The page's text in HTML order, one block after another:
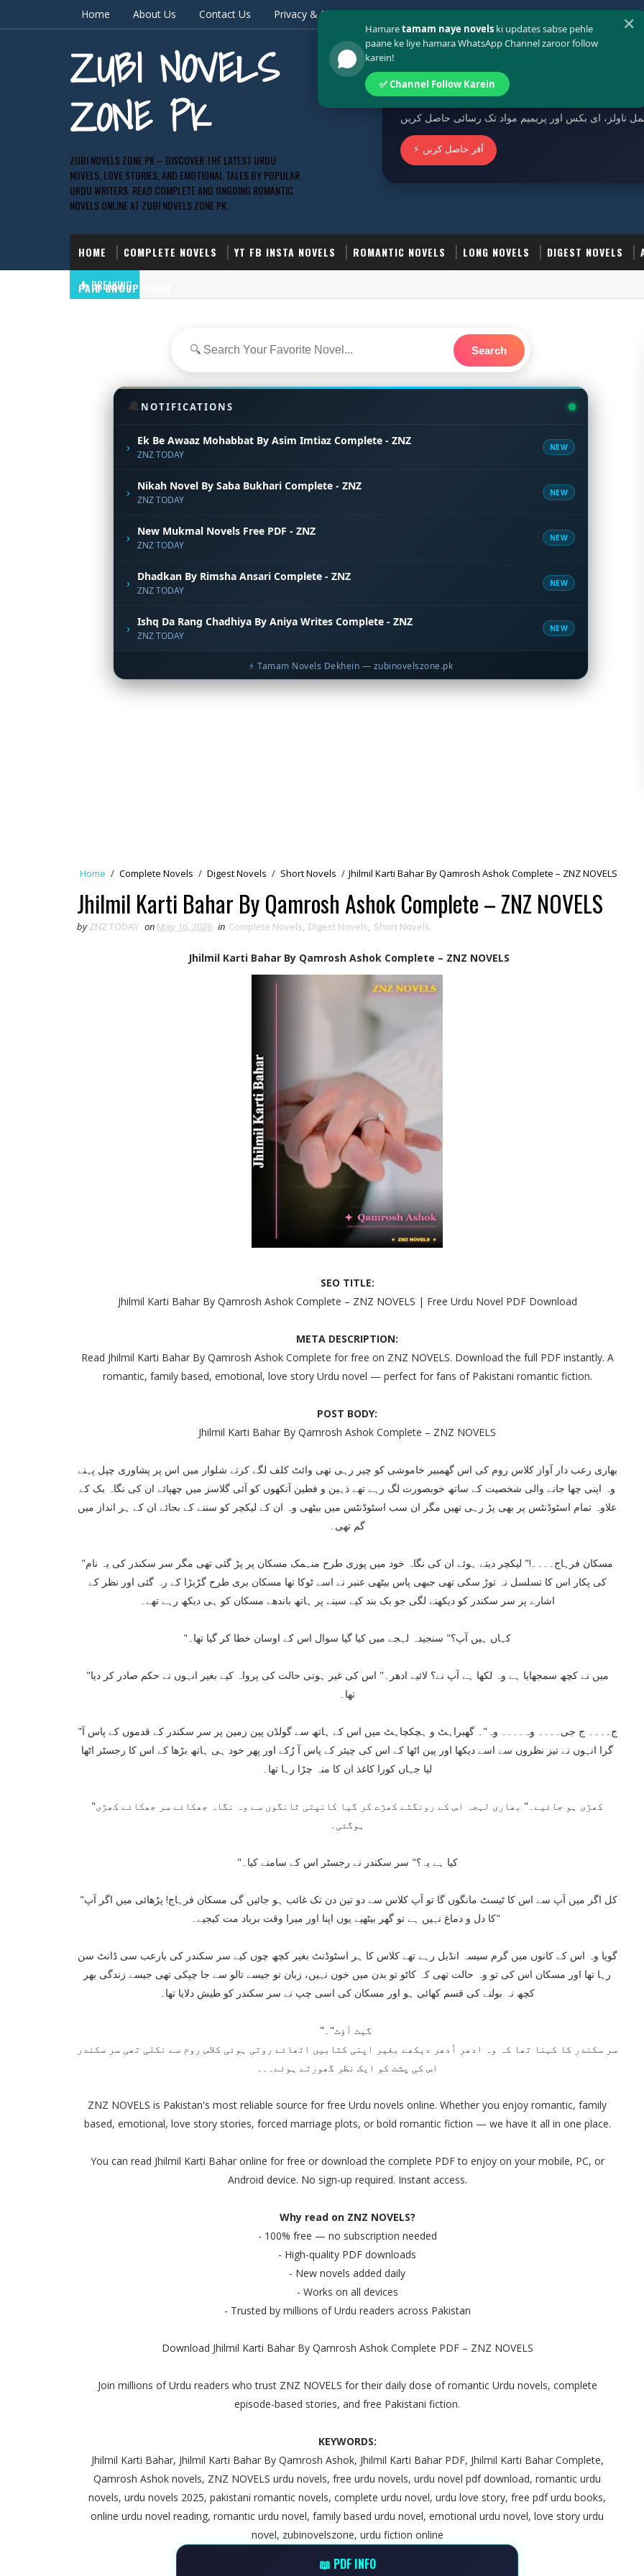
Home About Us Contact Us Privacy & Policy Terms And Conditions
ZUBI NOVELS
ZONE PK
ZUBI NOVELS ZONE PK – DISCOVER THE LATEST URDU
NOVELS, LOVE STORIES, AND EMOTIONAL TALES BY POPULAR
URDU WRITERS. READ COMPLETE AND ONGOING ROMANTIC
NOVELS ONLINE AT ZUBI NOVELS ZONE PK.
پیڈ گروپ جوائن کریں
ناولز، ای بکس اور پریمیم مواد تک رسائی حاصل کریں
⚡ آفر حاصل کریں
HOME COMPLETE NOVELS YT FB INSTA NOVELS ROMANTIC NOVELS LONG NOVELS DIGEST NOVELS
PAID GROUP FORM
BREAKING
Search
🔔NOTIFICATIONS
› Ek Be Awaaz Mohabbat By Asim Imtiaz Complete - ZNZ
ZNZ TODAY
NEW
› Nikah Novel By Saba Bukhari Complete - ZNZ
ZNZ TODAY
NEW
› New Mukmal Novels Free PDF - ZNZ
ZNZ TODAY
NEW
› Dhadkan By Rimsha Ansari Complete - ZNZ
ZNZ TODAY
NEW
› Ishq Da Rang Chadhiya By Aniya Writes Complete - ZNZ
ZNZ TODAY
NEW
⚡ Tamam Novels Dekhein — zubinovelszone.pk
Home / Complete Novels / Digest Novels / Short Novels / Jhilmil Karti Bahar By Qamrosh Ashok Complete – ZNZ NOVELS
Jhilmil Karti Bahar By Qamrosh Ashok Complete – ZNZ NOVELS
by ZNZ TODAY on May 16, 2026 in Complete Novels, Digest Novels, Short Novels
Jhilmil Karti Bahar By Qamrosh Ashok Complete – ZNZ NOVELS
SEO TITLE:
Jhilmil Karti Bahar By Qamrosh Ashok Complete – ZNZ NOVELS | Free Urdu Novel PDF Download
META DESCRIPTION:
Read Jhilmil Karti Bahar By Qamrosh Ashok Complete for free on ZNZ NOVELS. Download the full PDF instantly. A
romantic, family based, emotional, love story Urdu novel — perfect for fans of Pakistani romantic fiction.
POST BODY:
Jhilmil Karti Bahar By Qamrosh Ashok Complete – ZNZ NOVELS
بھاری رعب دار آواز کلاس روم کی اس گھمبیر خاموشی کو چیر رہی تھی وائٹ کلف لگے کرتے شلوار میں اس پر پشاوری چپل پہنے
وہ اپنی چھا جانے والی شخصیت کے ساتھ خوبصورت لگ رہے تھے ذہین و فطین آنکھوں کو آئی گلاسز میں چھپائے ان کی نگاہ بک کے
علاوہ تمام اسٹوڈنٹس پر بھی پڑ رہی تھیں مگر ان سب اسٹوڈنٹس میں بیٹھی وہ ان کے لیکچر کو سننے کے بجائے ان کے ہر انداز میں
گم تھی۔
"مسکان فرہاج۔۔۔۔!" لیکچر دیتے ہوئے ان کی نگاہ خود میں پوری طرح منہمک مسکان پر پڑ گئی تھی مگر سر سکندر کی یہ نام
کی پکار اس کا تسلسل نہ توڑ سکی تھی جبھی پاس بیٹھی عنبر نے اسے ٹوکا تھا مسکان بری طرح گڑبڑا کے رہ گئی اور نظر کے
اشارے پر سر سکندر کو دیکھنے لگی جو بک بند کیے سینے پر ہاتھ باندھے مسکان کو ہی دیکھ رہے تھے۔
"کہاں ہیں آپ؟" سنجیدہ لہجے میں کیا گیا سوال اس کے اوسان خطا کر گیا تھا۔
"میں نے کچھ سمجھایا ہے وہ لکھا ہے آپ نے؟ لائیے ادھر۔" اس کی غیر ہوتی حالت کی پرواہ کیے بغیر انہوں نے حکم صادر کر دیا
تھا۔
"ج۔۔۔۔ ج جی۔۔۔۔ وہ۔۔۔۔ وہ"۔ گھبراہٹ و ہچکچاہٹ میں اس کے ہاتھ سے گولڈن پین زمین پر سر سکندر کے قدموں کے پاس آ
گرا انہوں نے تیز نظروں سے اسے دیکھا اور پین اٹھا کے اس کی چیئر کے پاس آ رُکے اور پھر خود ہی ہاتھ بڑھا کے اس کا رجسٹر اٹھا
لیا جہاں کورا کاغذ ان کا منہ چڑا رہا تھا۔
"کھڑی ہو جائیے۔" بھاری لہجہ اس کے رونگٹے کھڑے کر گیا کانپتی ٹانگوں سے وہ نگاہ جھکائے سر جھکائے کھڑی
ہوگئی۔
"کیا ہے یہ؟" سر سکندر نے رجسٹر اس کے سامنے کیا۔
"کل اگر میں آپ سے اس کا ٹیسٹ مانگوں گا تو آپ کلاس سے دو تین دن تک غائب ہو جائیں گی مسکان فرہاج! پڑھائی میں اگر آپ
کا دل و دماغ نہیں ہے تو گھر بیٹھیے یوں اپنا اور میرا وقت برباد مت کیجیے۔"
گویا وہ اس کے کانوں میں گرم سیسہ انڈیل رہے تھے کلاس کا ہر اسٹوڈنٹ بغیر کچھ چوں کیے سر سکندر کی بارعب سی ڈانٹ سن
رہا تھا اور مسکان اس کی تو وہ حالت تھی کہ کاٹو تو بدن میں خون نہیں، زبان تو جیسے تالو سے جا چپکی تھی جیسے زندگی بھر
کچھ نہ بولنے کی قسم کھائی ہو اور مسکان کی اسی چپ نے سر سکندر کو طیش دلایا تھا۔
سر سکندر کا کہنا تھا کہ وہ ادھر اُدھر دیکھے بغیر اپنی کتابیں اٹھائے روتی ہوئی کلاس روم سے نکلی تھی سر سکندر
اس کی پشت کو ایک نظر گھورتے ہوئے۔۔۔
ZNZ NOVELS is Pakistan's most reliable source for free Urdu novels online. Whether you enjoy romantic, family
based, emotional, love story stories, forced marriage plots, or bold romantic fiction — we have it all in one place.
You can read Jhilmil Karti Bahar online for free or download the complete PDF to enjoy on your mobile, PC, or
Android device. No sign-up required. Instant access.
Why read on ZNZ NOVELS?
- 100% free — no subscription needed
- High-quality PDF downloads
- New novels added daily
- Works on all devices
- Trusted by millions of Urdu readers across Pakistan
Download Jhilmil Karti Bahar By Qamrosh Ashok Complete PDF – ZNZ NOVELS
Join millions of Urdu readers who trust ZNZ NOVELS for their daily dose of romantic Urdu novels, complete
episode-based stories, and free Pakistani fiction.
KEYWORDS:
Jhilmil Karti Bahar, Jhilmil Karti Bahar By Qamrosh Ashok, Jhilmil Karti Bahar PDF, Jhilmil Karti Bahar Complete,
Qamrosh Ashok novels, ZNZ NOVELS urdu novels, free urdu novels, urdu novel pdf download, romantic urdu
novels, urdu novels 2025, pakistani romantic novels, complete urdu novel, urdu love story, free pdf urdu books,
online urdu novel reading, romantic urdu novel, family based urdu novel, emotional urdu novel, love story urdu
novel, zubinovelszone, urdu fiction online
📖 PDF INFO
✨ Welcome to
✕
Hamaretamam naye novels ki updates sabse pehle
paane ke liye hamara WhatsApp Channel zaroor follow
karein!
✅ Channel Follow Karein